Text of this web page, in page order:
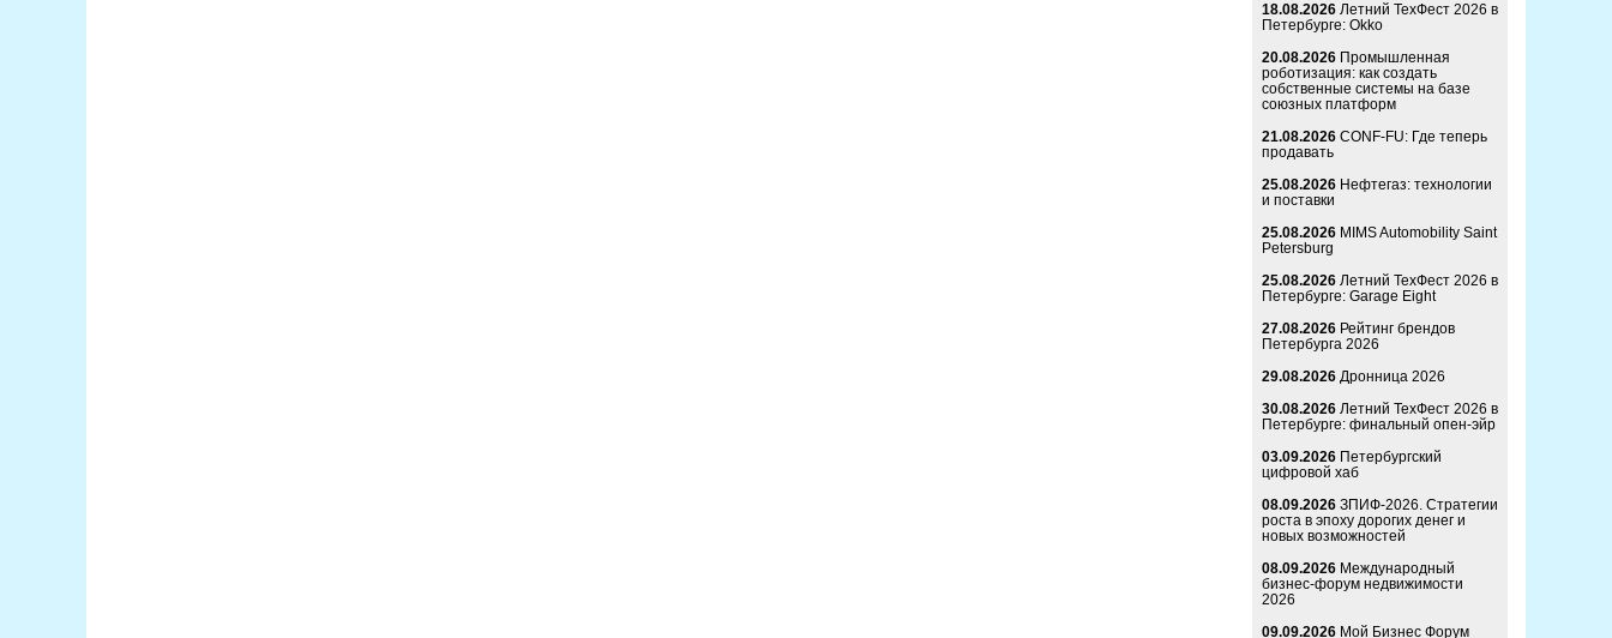
18.08.2026 Летний ТехФест 2026 в
Петербурге: Okko
20.08.2026 Промышленная
роботизация: как создать
собственные системы на базе
союзных платформ
21.08.2026 CONF-FU: Где теперь
продавать
25.08.2026 Нефтегаз: технологии
и поставки
25.08.2026 MIMS Automobility Saint
Petersburg
25.08.2026 Летний ТехФест 2026 в
Петербурге: Garage Eight
27.08.2026 Рейтинг брендов
Петербурга 2026
29.08.2026 Дронница 2026
30.08.2026 Летний ТехФест 2026 в
Петербурге: финальный опен-эйр
03.09.2026 Петербургский
цифровой хаб
08.09.2026 ЗПИФ-2026. Стратегии
роста в эпоху дорогих денег и
новых возможностей
08.09.2026 Международный
бизнес-форум недвижимости
2026
09.09.2026 Мой Бизнес Форум